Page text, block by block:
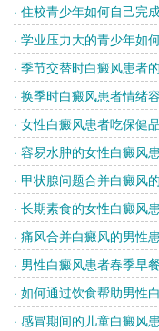
· 住校青少年如何自己完
· 学业压力大的青少年如
· 季节交替时白癜风患者
· 换季时白癜风患者情绪
· 女性白癜风患者吃保健
· 容易水肿的女性白癜风
· 甲状腺问题合并白癜风
· 长期素食的女性白癜风
· 痛风合并白癜风的男性
· 男性白癜风患者春季早
· 如何通过饮食帮助男性
· 感冒期间的儿童白癜风